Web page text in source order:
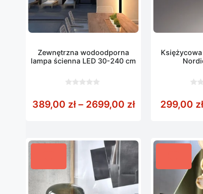
Zewnętrzna wodoodporna
lampa ścienna LED 30-240 cm
5
389,00 zł – 2699,00 złZakres cen: 5
299,00 zł